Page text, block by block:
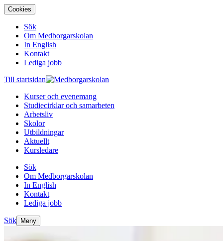
Cookies
Sök
Om Medborgarskolan
In English
Kontakt
Lediga jobb
Till startsidan
Kurser och evenemang
Studiecirklar och samarbeten
Arbetsliv
Skolor
Utbildningar
Aktuellt
Kursledare
Sök
Om Medborgarskolan
In English
Kontakt
Lediga jobb
Sök Meny